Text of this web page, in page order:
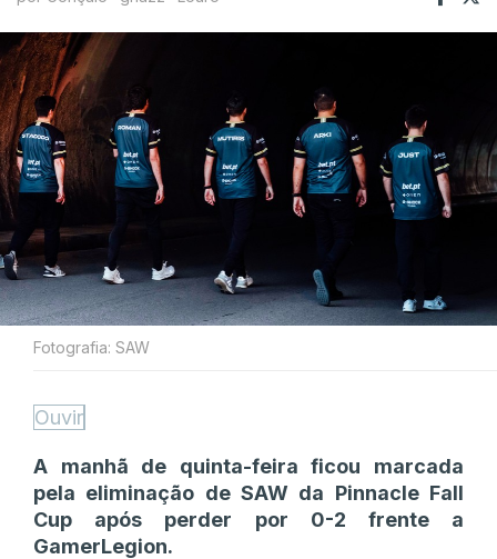
Fotografia: SAW
Ouvir
A manhã de quinta-feira ficou marcada
pela eliminação de SAW da Pinnacle Fall
Cup após perder por 0-2 frente a
GamerLegion.